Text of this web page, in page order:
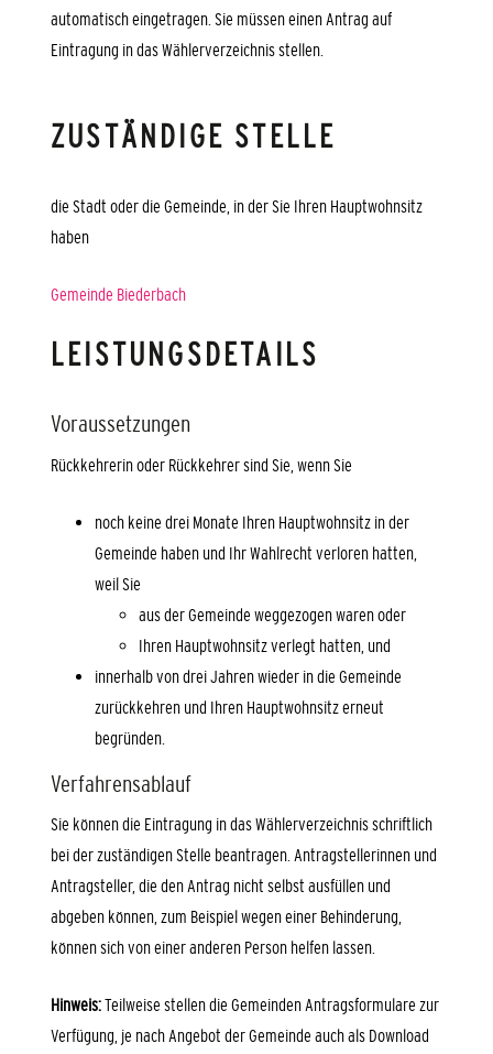
automatisch eingetragen. Sie müssen einen Antrag auf
Eintragung in das Wählerverzeichnis stellen.
ZUSTÄNDIGE STELLE
die Stadt oder die Gemeinde, in der Sie Ihren Hauptwohnsitz
haben
Gemeinde Biederbach
LEISTUNGSDETAILS
Voraussetzungen
Rückkehrerin oder Rückkehrer sind Sie, wenn Sie
noch keine drei Monate Ihren Hauptwohnsitz in der
Gemeinde haben und Ihr Wahlrecht verloren hatten,
weil Sie
aus der Gemeinde weggezogen waren oder
Ihren Hauptwohnsitz verlegt hatten, und
innerhalb von drei Jahren wieder in die Gemeinde
zurückkehren und Ihren Hauptwohnsitz erneut
begründen.
Verfahrensablauf
Sie können die Eintragung in das Wählerverzeichnis schriftlich
bei der zuständigen Stelle beantragen. Antragstellerinnen und
Antragsteller, die den Antrag nicht selbst ausfüllen und
abgeben können, zum Beispiel wegen einer Behinderung,
können sich von einer anderen Person helfen lassen.
Hinweis:Teilweise stellen die Gemeinden Antragsformulare zur
Verfügung, je nach Angebot der Gemeinde auch als Download